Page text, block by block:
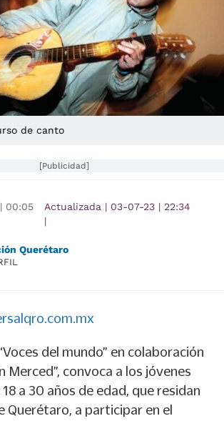
de canto
[Publicidad]
| 00:05
Actualizada | 03-07-23 | 22:34
|
Querétaro
del mundo” en colaboración
Merced”, convoca a los jóvenes
a 30 años de edad, que residan
Querétaro, a participar en el